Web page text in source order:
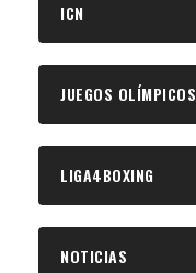
ICN
JUEGOS OLÍMPICOS
LIGA4BOXING
NOTICIAS